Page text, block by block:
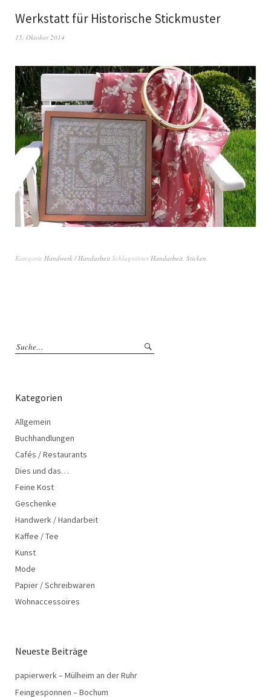
Werkstatt für Historische Stickmuster
15. Oktober 2014
Kategorie Handwerk / Handarbeit Schlagwörter Handarbeit Sticken
Kategorien
Allgemein
Buchhandlungen
Cafés / Restaurants
Dies und das…
Feine Kost
Geschenke
Handwerk / Handarbeit
Kaffee / Tee
Kunst
Mode
Papier / Schreibwaren
Wohnaccessoires
Neueste Beiträge
papierwerk – Mülheim an der Ruhr
Feingesponnen – Bochum